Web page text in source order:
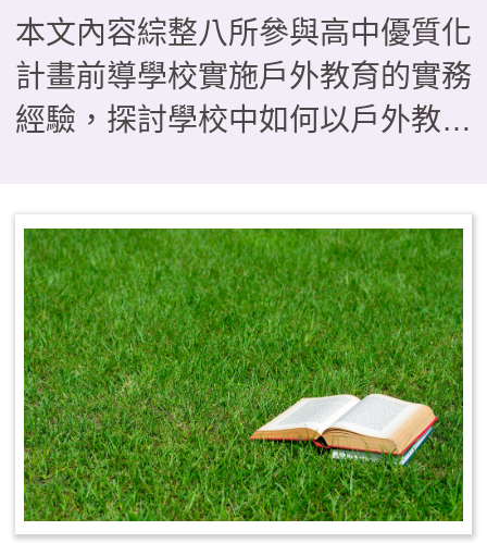
本文內容綜整八所參與高中優質化
計畫前導學校實施戶外教育的實務
經驗，探討學校中如何以戶外教育
「校外教學」轉型為具備學習與評
量的「課程教學」型態。研究歸納
出三種課程模組，分別是帶狀式、
融入式及活動式，供學校依現況運
用參考，其中也指出戶外教育若要
順利實施，須有行政後盾、教師社
群、資源整合及家長支持等四大推